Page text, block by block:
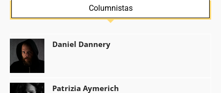
Columnistas
Daniel Dannery
Patrizia Aymerich